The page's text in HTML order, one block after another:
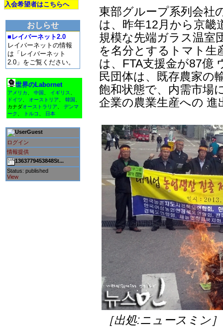
入会希望者はこちらへ
おしらせ
■レイバーネット2.0
レイバーネットの情報
は「レイバーネット
2.0」をご覧ください。
世界のLabornet
アメリカ 中国 イギリス
ドイツ
オーストリア 韓国
カナダオーストラリア
デンマ
ーク
トルコ 日本
Guest
ログイン
情報提供
1363779453848St...
Status: published
View
東部グループ系列会社
は、昨年12月から京畿
規模な先端ガラス温室
を名分とするトマト生
は、FTA支援金が87億
民団体は、既存農家の
飽和状態で、内需市場
企業の農業生産への
［出処:ニュースミン］